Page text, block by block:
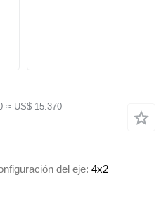
≈ US$ 15.370
del eje 4x2